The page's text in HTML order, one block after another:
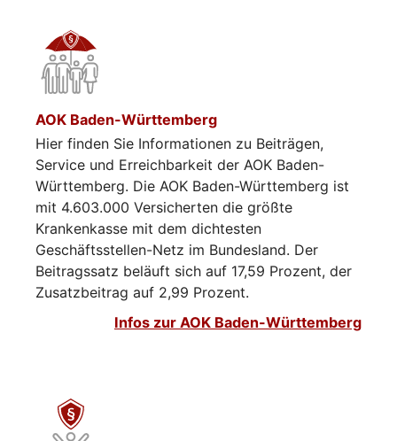
AOK Baden-Württemberg
Hier finden Sie Informationen zu Beiträgen,
Service und Erreichbarkeit der AOK Baden-
Württemberg. Die AOK Baden-Württemberg ist
mit 4.603.000 Versicherten die größte
Krankenkasse mit dem dichtesten
Geschäftsstellen-Netz im Bundesland. Der
Beitragssatz beläuft sich auf 17,59 Prozent, der
Zusatzbeitrag auf 2,99 Prozent.
Infos zur AOK Baden-Württemberg